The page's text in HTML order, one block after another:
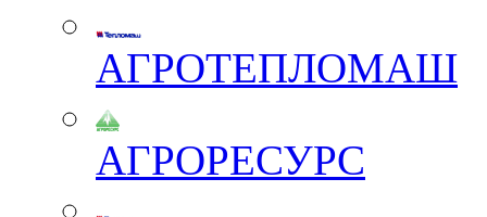
АГРОТЕПЛОМАШ
АГРОРЕСУРС